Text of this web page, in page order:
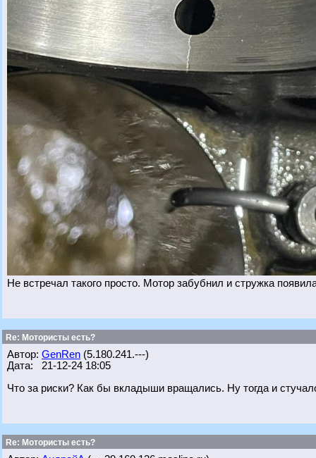
Не встречал такого просто. Мотор забубнил и стружка
Re: Мотористы есть?
Автор: GenRen (5.180.241.---)
Дата: 21-12-24 18:05
Что за риски? Как бы вкладыши вращались. Ну тогда и
Re: Мотористы есть?